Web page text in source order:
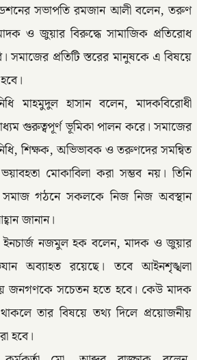
সভাপতি রমজান আলী বলেন, তরুণ
ও জুয়ার বিরুদ্ধে সামাজিক প্রতিরোধ
সমাজের প্রতিটি স্তরের মানুষকে এ বিষয়ে
মাহমুদুল হাসান বলেন, মাদকবিরোধী
গুরুত্বপূর্ণ ভূমিকা পালন করে। সমাজের
শিক্ষক, অভিভাবক ও তরুণদের সমন্বিত
মোকাবিলা করা সম্ভব নয়। তিনি
গঠনে সকলকে নিজ নিজ অবস্থান
জানান।
ইনচার্জ নজমুল হক বলেন, মাদক ও জুয়ার
অব্যাহত রয়েছে। তবে আইনশৃঙ্খলা
জনগণকে সচেতন হতে হবে। কেউ মাদক
তার বিষয়ে তথ্য দিলে প্রয়োজনীয়
হবে।